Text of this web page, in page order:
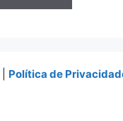
Política de